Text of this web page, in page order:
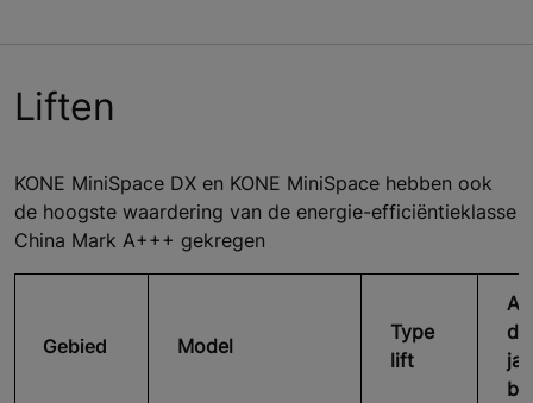
Liften
KONE MiniSpace DX en KONE MiniSpace hebben ook
de hoogste waardering van de energie-efficiëntieklasse
China Mark A+++ gekregen
Gebied Model
Type
lift